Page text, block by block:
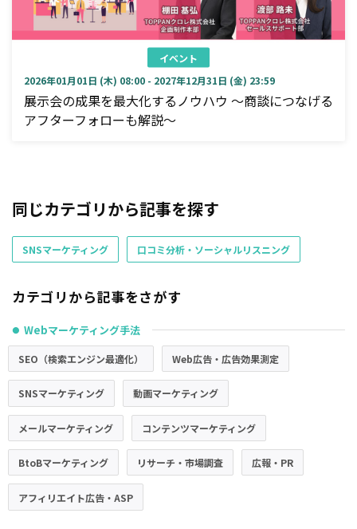
イベント
2026年01月01日 (木) 08:00 - 2027年12月31日 (金) 23:59
展示会の成果を最大化するノウハウ ～商談につなげる
アフターフォローも解説～
同じカテゴリから記事を探す
SNSマーケティング 口コミ分析・ソーシャルリスニング
カテゴリから記事をさがす
● Webマーケティング手法
SEO（検索エンジン最適化） Web広告・広告効果測定
SNSマーケティング 動画マーケティング
メールマーケティング コンテンツマーケティング
BtoBマーケティング リサーチ・市場調査 広報・PR
アフィリエイト広告・ASP